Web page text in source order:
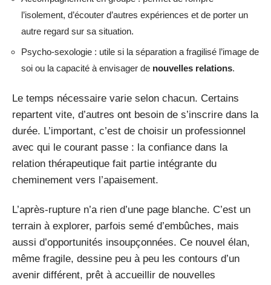
l’isolement, d’écouter d’autres expériences et de porter un
autre regard sur sa situation.
Psycho-sexologie : utile si la séparation a fragilisé l’image de
soi ou la capacité à envisager de nouvelles relations.
Le temps nécessaire varie selon chacun. Certains
repartent vite, d’autres ont besoin de s’inscrire dans la
durée. L’important, c’est de choisir un professionnel
avec qui le courant passe : la confiance dans la
relation thérapeutique fait partie intégrante du
cheminement vers l’apaisement.
L’après-rupture n’a rien d’une page blanche. C’est un
terrain à explorer, parfois semé d’embûches, mais
aussi d’opportunités insoupçonnées. Ce nouvel élan,
même fragile, dessine peu à peu les contours d’un
avenir différent, prêt à accueillir de nouvelles